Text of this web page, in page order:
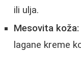
ili ulja.
Mesovita koža:
lagane kreme